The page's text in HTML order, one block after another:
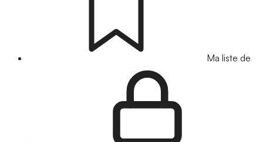
Ma liste de